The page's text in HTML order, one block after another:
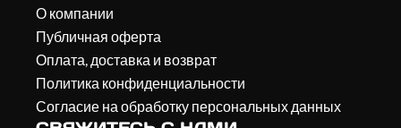
О компании
Публичная оферта
Оплата, доставка и возврат
Политика конфиденциальности
Согласие на обработку персональных данных